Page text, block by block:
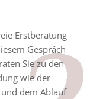
Erstberatung
Gespräch
Sie zu den
wie der
dem Ablauf